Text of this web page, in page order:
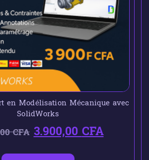
en Modélisation Mécanique avec
SolidWorks
CFA 3.900,00CFA